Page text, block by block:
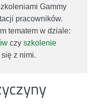
Gammy
pracowników.
tematem w dziale:
czy szkolenie
z nimi.